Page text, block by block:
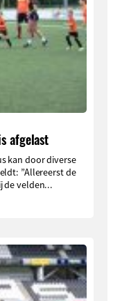
afgelast
kan door diverse
”Allereerst de
de velden...